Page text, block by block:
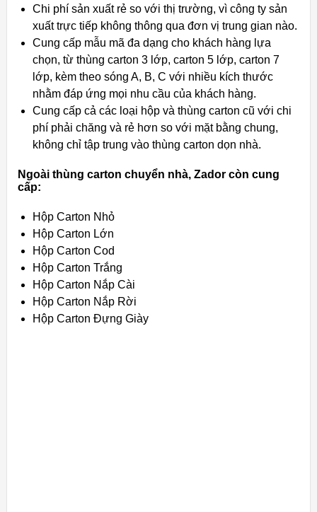
Chi phí sản xuất rẻ so với thị trường, vì công ty sản
xuất trực tiếp không thông qua đơn vị trung gian nào.
Cung cấp mẫu mã đa dạng cho khách hàng lựa
chọn, từ thùng carton 3 lớp, carton 5 lớp, carton 7
lớp, kèm theo sóng A, B, C với nhiều kích thước
nhằm đáp ứng mọi nhu cầu của khách hàng.
Cung cấp cả các loại hộp và thùng carton cũ với chi
phí phải chăng và rẻ hơn so với mặt bằng chung,
không chỉ tập trung vào thùng carton dọn nhà.
Ngoài thùng carton chuyển nhà, Zador còn cung
cấp:
Hộp Carton Nhỏ
Hộp Carton Lớn
Hộp Carton Cod
Hộp Carton Trắng
Hộp Carton Nắp Cài
Hộp Carton Nắp Rời
Hộp Carton Đựng Giày